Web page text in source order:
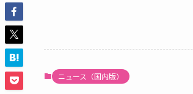
ニュース（国内版）